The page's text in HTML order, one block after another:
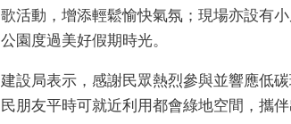
歌活動，增添輕鬆愉快氣氛；現場亦設有
公園度過美好假期時光。
建設局表示，感謝民眾熱烈參與並響應低
民朋友平時可就近利用都會綠地空間，攜